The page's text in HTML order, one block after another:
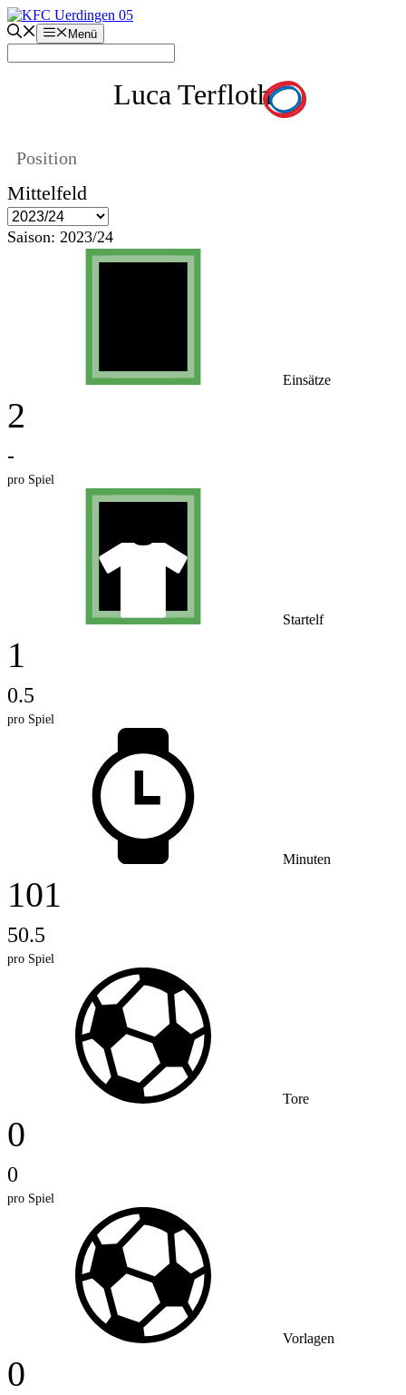
Zum
Inhalt
springen
Menü
Luca Terfloth
Position
Mittelfeld
Saison: 2023/24
Einsätze
2
-
pro Spiel
Startelf
1
0.5
pro Spiel
Minuten
101
50.5
pro Spiel
Tore
0
0
pro Spiel
Vorlagen
0